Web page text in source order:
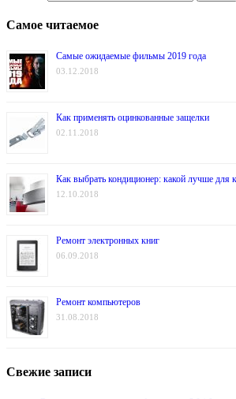
Самое читаемое
Самые ожидаемые фильмы 2019 года
03.12.2018
Как применять оцинкованные защелки
02.11.2018
Как выбрать кондиционер: какой лучше для
12.10.2018
Ремонт электронных книг
06.09.2018
Ремонт компьютеров
31.08.2018
Свежие записи